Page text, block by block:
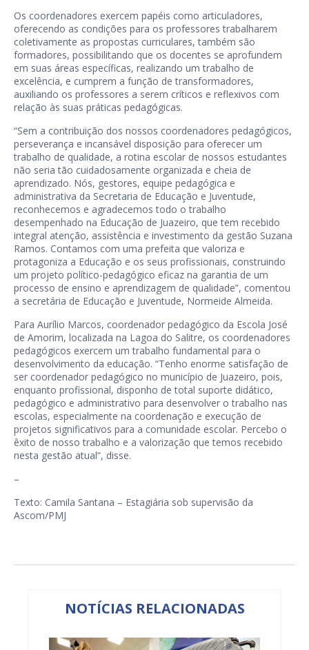
Os coordenadores exercem papéis como articuladores,
oferecendo as condições para os professores trabalharem
coletivamente as propostas curriculares, também são
formadores, possibilitando que os docentes se aprofundem
em suas áreas específicas, realizando um trabalho de
excelência, e cumprem a função de transformadores,
auxiliando os professores a serem críticos e reflexivos com
relação às suas práticas pedagógicas.
“Sem a contribuição dos nossos coordenadores pedagógicos,
perseverança e incansável disposição para oferecer um
trabalho de qualidade, a rotina escolar de nossos estudantes
não seria tão cuidadosamente organizada e cheia de
aprendizado. Nós, gestores, equipe pedagógica e
administrativa da Secretaria de Educação e Juventude,
reconhecemos e agradecemos todo o trabalho
desempenhado na Educação de Juazeiro, que tem recebido
integral atenção, assistência e investimento da gestão Suzana
Ramos. Contamos com uma prefeita que valoriza e
protagoniza a Educação e os seus profissionais, construindo
um projeto político-pedagógico eficaz na garantia de um
processo de ensino e aprendizagem de qualidade”, comentou
a secretária de Educação e Juventude, Normeide Almeida.
Para Aurílio Marcos, coordenador pedagógico da Escola José
de Amorim, localizada na Lagoa do Salitre, os coordenadores
pedagógicos exercem um trabalho fundamental para o
desenvolvimento da educação. “Tenho enorme satisfação de
ser coordenador pedagógico no município de Juazeiro, pois,
enquanto profissional, disponho de total suporte didático,
pedagógico e administrativo para desenvolver o trabalho nas
escolas, especialmente na coordenação e execução de
projetos significativos para a comunidade escolar. Percebo o
êxito de nosso trabalho e a valorização que temos recebido
nesta gestão atual”, disse.
–
Texto: Camila Santana – Estagiária sob supervisão da
Ascom/PMJ
NOTÍCIAS RELACIONADAS